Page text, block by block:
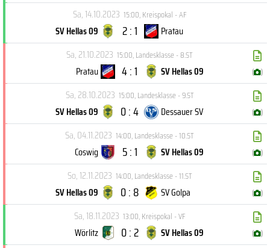
Sa, 14.10.2023 15:00,Kreispokal - AF
SV Hellas 09 2 : 1
Pratau
Sa, 21.10.2023 15:00,Landesklasse - 8.ST
Pratau 4 : 1 SV Hellas 09 ( )
Sa, 28.10.2023 15:00,Landesklasse - 9.ST
SV Hellas 09 0 : 4 Dessauer SV ( )
Sa, 04.11.2023 14:00,Landesklasse - 10.ST
Coswig 5 : 1 SV Hellas 09 ( )
So, 12.11.2023 14:00,Landesklasse - 11.ST
SV Hellas 09 0 : 8 SV Golpa ( )
Sa, 18.11.2023 13:00,Kreispokal - VF
Wörlitz 0 : 2 SV Hellas 09 ( )